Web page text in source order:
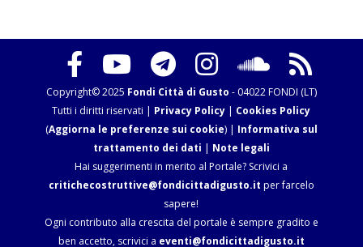
Copyright© 2025 Fondi Città di Gusto - 04022 FONDI (LT)
Tutti i diritti riservati | Privacy Policy | Cookies Policy
(Aggiorna le preferenze sui cookie) | Informativa sul
trattamento dei dati | Note legali
Hai suggerimenti in merito al Portale? Scrivici a
critichecostruttive@fondicittadigusto.it per farcelo
sapere!
Ogni contributo alla crescita del portale è sempre gradito e
ben accetto, scrivici a eventi@fondicittadigusto.it